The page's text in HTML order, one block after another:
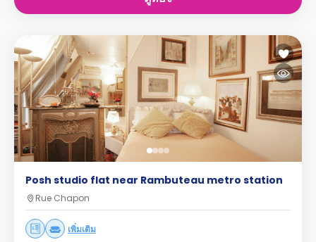
Posh studio flat near Rambuteau metro station
Rue Chapon
เพิ่มเติม